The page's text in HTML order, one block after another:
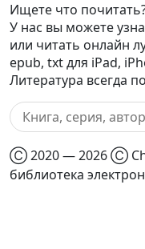
Ищете что
У нас вы можете
или читать онлайн
epub, txt для iPad,
Литература всегда
Ⓒ 2020 — 2026 Ⓒ
библиотека